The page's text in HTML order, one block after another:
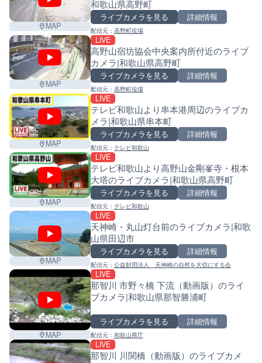
MAP
和歌山県高野町
ライブカメラを見る 詳細情報
配信元： 高野町役場
MAP
LIVE
高野山宿坊協会中央案内所付近のライブ
カメラ|和歌山県高野町
ライブカメラを見る 詳細情報
配信元： 高野町役場
MAP
LIVE
テレビ和歌山より串本港周辺のライブカ
メラ|和歌山県串本町
ライブカメラを見る 詳細情報
配信元： テレビ和歌山
MAP
LIVE
テレビ和歌山より高野山金剛峯寺・根本
大塔のライブカメラ|和歌山県高野町
ライブカメラを見る 詳細情報
配信元： テレビ和歌山
MAP
LIVE
天神崎・丸山灯台前のライブカメラ|和歌
山県田辺市
ライブカメラを見る 詳細情報
配信元： 公益財団法人 天神崎の自然を大切にする会
MAP
LIVE
那智川 市野々橋 下流（動画版）のライ
ブカメラ|和歌山県那智勝浦町
ライブカメラを見る 詳細情報
配信元： 和歌山県庁
LIVE
那智川 川関橋（動画版）のライブカメ